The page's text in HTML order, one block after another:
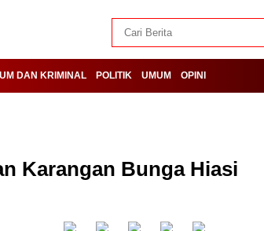
DAN KRIMINAL POLITIK UMUM OPINI
Karangan Bunga Hiasi